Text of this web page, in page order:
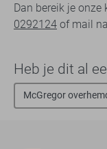
Dan bereik je
0292124 of mail
Heb je dit al
McGregor